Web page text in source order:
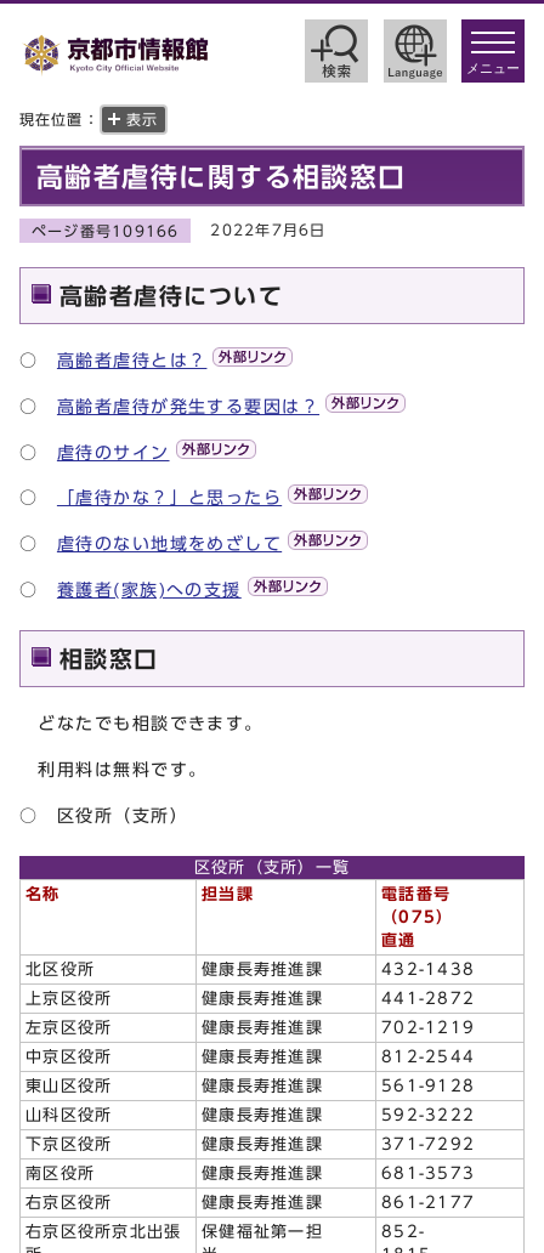
toggle
メニュー
現在位置： 表示
高齢者虐待に関する相談窓口
ページ番号109166 2022年7月6日
高齢者虐待について
○ 高齢者虐待とは？
○ 高齢者虐待が発生する要因は？
○ 虐待のサイン
○ 「虐待かな？」と思ったら
○ 虐待のない地域をめざして
○ 養護者(家族)への支援
相談窓口
どなたでも相談できます。
利用料は無料です。
○ 区役所（支所）
区役所（支所）一覧
名称
担当課
電話番号
（075）
直通
北区役所
健康長寿推進課
432-1438
上京区役所
健康長寿推進課
441-2872
左京区役所
健康長寿推進課
702-1219
中京区役所
健康長寿推進課
812-2544
東山区役所
健康長寿推進課
561-9128
山科区役所
健康長寿推進課
592-3222
下京区役所
健康長寿推進課
371-7292
南区役所
健康長寿推進課
681-3573
右京区役所
健康長寿推進課
861-2177
右京区役所京北出張
保健福祉第一担
852-